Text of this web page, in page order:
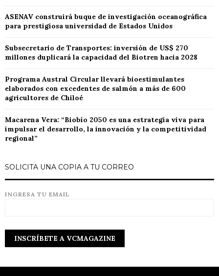
ASENAV construirá buque de investigación oceanográfica
para prestigiosa universidad de Estados Unidos
Subsecretario de Transportes: inversión de US$ 270
millones duplicará la capacidad del Biotren hacia 2028
Programa Austral Circular llevará bioestimulantes
elaborados con excedentes de salmón a más de 600
agricultores de Chiloé
Macarena Vera: “Biobío 2050 es una estrategia viva para
impulsar el desarrollo, la innovación y la competitividad
regional”
SOLICITA UNA COPIA A TU CORREO
INGRESA TU EMAIL